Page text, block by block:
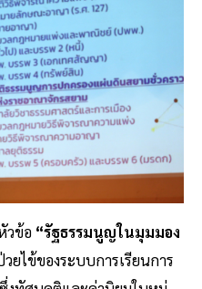
วข้อ “รัฐธรรมนูญในมุมมอง
ยไข้ของระบบการเรียนการ